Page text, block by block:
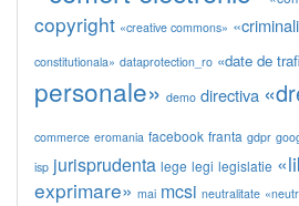
copyright «creative commons»
constitutionala» dataprotection_ro «date de
personale» demo directiva
commerce eromania facebook franta gdpr
isp jurisprudenta lege legi legislatie
exprimare» mai mcsi neutralitate